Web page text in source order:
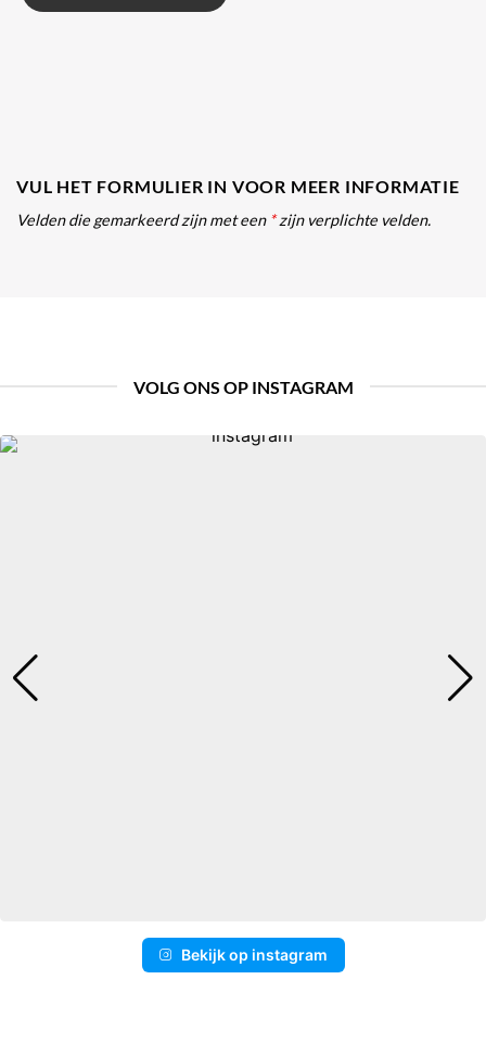
VUL HET FORMULIER IN VOOR MEER INFORMATIE
Velden die gemarkeerd zijn met een *zijn verplichte velden.
VOLG ONS OP INSTAGRAM
Bekijk op instagram